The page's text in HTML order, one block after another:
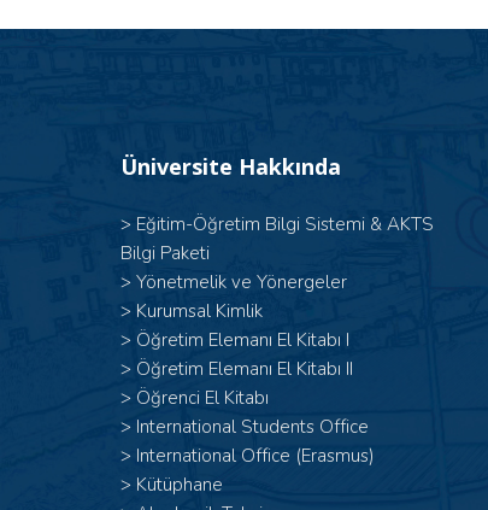
Üniversite Hakkında
> Eğitim-Öğretim Bilgi Sistemi & AKTS
Bilgi Paketi
> Yönetmelik ve Yönergeler
> Kurumsal Kimlik
> Öğretim Elemanı El Kitabı I
> Öğretim Elemanı El Kitabı II
> Öğrenci El Kitabı
> International Students Office
> International Office (Erasmus)
> Kütüphane